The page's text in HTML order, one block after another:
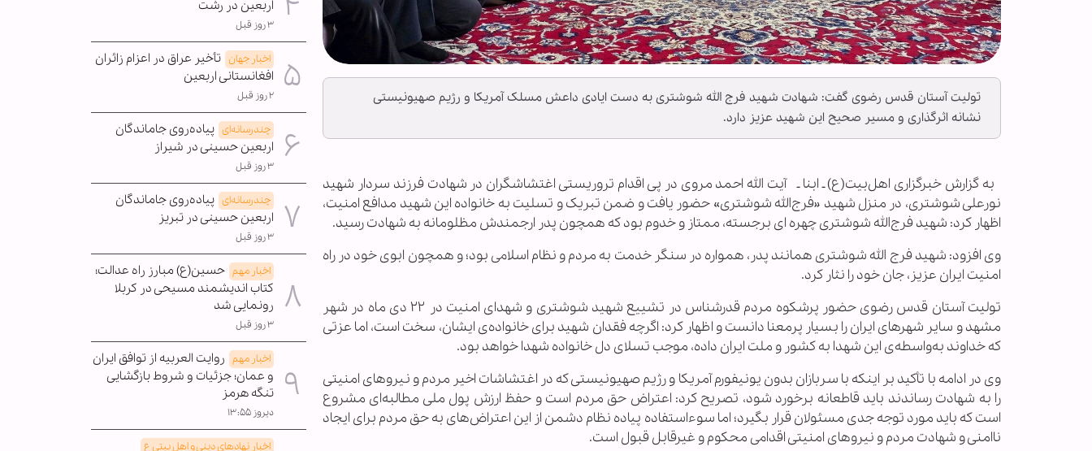
تولیت آستان قدس رضوی گفت: شهادت شهید فرج الله شوشتری به دست ایادی داعش مسلک آمریکا و رژیم صهیونیستی
نشانه اثرگذاری و مسیر صحیح این شهید عزیز دارد.
به گزارش خبرگزاری اهل‌بیت(ع) ـ ابنا ـ آیت الله احمد مروی در پی اقدام تروریستی اغتشاشگران در شهادت فرزند سردار شهید
نورعلی شوشتری، در منزل شهید «فرج‌الله شوشتری» حضور یافت و ضمن تبریک و تسلیت به خانواده این شهید مدافع امنیت،
اظهار کرد: شهید فرج‌الله شوشتری چهره ای برجسته، ممتاز و خدوم بود که همچون پدر ارجمندش مظلومانه به شهادت رسید.
وی افزود: شهید فرج الله شوشتری همانند پدر، همواره در سنگر خدمت به مردم و نظام اسلامی بود؛ و همچون ابوی خود در راه
امنیت ایران عزیز، جان خود را نثار کرد.
تولیت آستان قدس رضوی حضور پرشکوه مردم قدرشناس در تشییع شهید شوشتری و شهدای امنیت در ۲۲ دی ماه در شهر
مشهد و سایر شهرهای ایران را بسیار پرمعنا دانست و اظهار کرد: اگرچه فقدان شهید برای خانواده‌ی ایشان، سخت است، اما عزتی
که خداوند به‌واسطه‌ی این شهدا به کشور و ملت ایران داده، موجب تسلای دل خانواده شهدا خواهد بود.
وی در ادامه با تأکید بر اینکه با سربازان بدون یونیفورم آمریکا و رژیم صهیونیستی که در اغتشاشات اخیر مردم و نیروهای امنیتی
را به شهادت رساندند باید قاطعانه برخورد شود، تصریح کرد: اعتراض حق مردم است و حفظ ارزش پول ملی مطالبه‌ای مشروع
است که باید مورد توجه جدی مسئولان قرار بگیرد؛ اما سوءاستفاده پیاده نظام دشمن از این اعتراض‌های به حق مردم برای ایجاد
ناامنی و شهادت مردم و نیروهای امنیتی اقدامی محکوم و غیرقابل قبول است.
اربعین در رشت
۳ روز قبل
اخبار جهان تأخیر عراق در اعزام زائران
افغانستانی اربعین
۲ روز قبل
چندرسانه‌ای پیاده‌روی جاماندگان
اربعین حسینی در شیراز
۳ روز قبل
چندرسانه‌ای پیاده‌روی جاماندگان
اربعین حسینی در تبریز
۳ روز قبل
اخبار مهم حسین(ع) مبارز راه عدالت؛
کتاب اندیشمند مسیحی در کربلا
رونمایی شد
۳ روز قبل
اخبار مهم روایت العربیه از توافق ایران
و عمان؛ جزئیات و شروط بازگشایی
تنگه هرمز
دیروز ۱۳:۵۵
اخبار نهادهای دینی و اهل بیتی ع